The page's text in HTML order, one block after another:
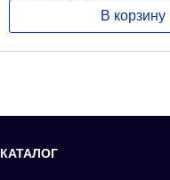
В корзину
КАТАЛОГ